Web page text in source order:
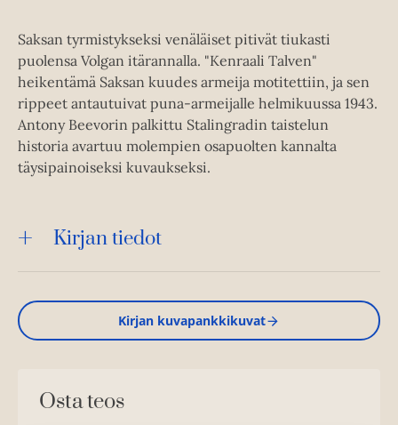
Saksan tyrmistykseksi venäläiset pitivät tiukasti
puolensa Volgan itärannalla. "Kenraali Talven"
heikentämä Saksan kuudes armeija motitettiin, ja sen
rippeet antautuivat puna-armeijalle helmikuussa 1943.
Antony Beevorin palkittu Stalingradin taistelun
historia avartuu molempien osapuolten kannalta
täysipainoiseksi kuvaukseksi.
Kirjan tiedot
Kirjan kuvapankkikuvat
Osta teos